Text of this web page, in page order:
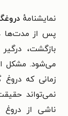
نمایشنامهٔ
پس از مدت‌ها
بازگشت،
می‌شود. مشکل
زمانی که
نمی‌تواند
ناشی از دروغ